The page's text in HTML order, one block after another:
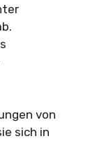
von
sich in